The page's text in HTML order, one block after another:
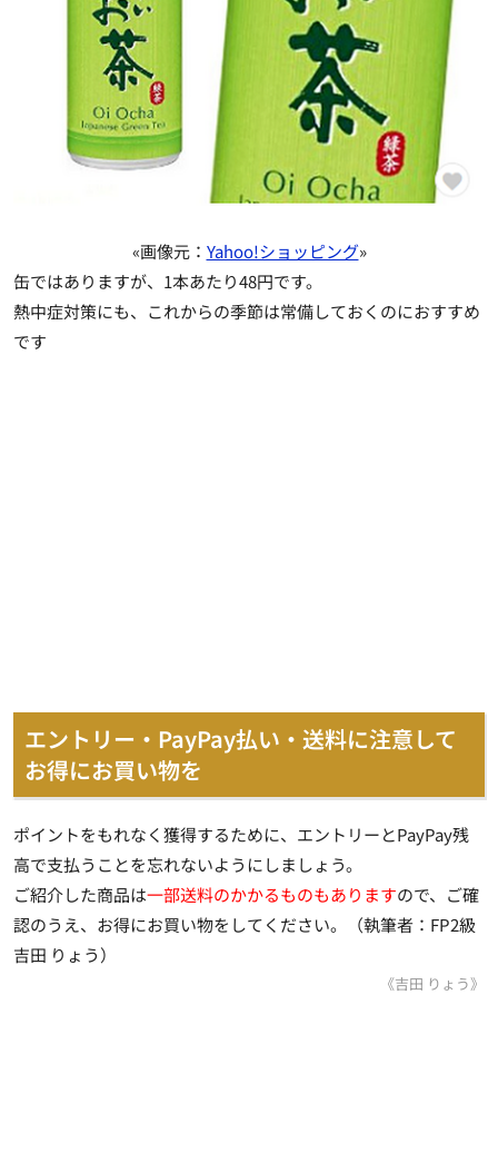
«画像元： Yahoo!ショッピング»
缶ではありますが、1本あたり48円です。
熱中症対策にも、これからの季節は常備しておくのにおすすめ
です
エントリー・PayPay払い・送料に注意して
お得にお買い物を
ポイントをもれなく獲得するために、エントリーとPayPay残
高で支払うことを忘れないようにしましょう。
ご紹介した商品は一部送料のかかるものもありますので、ご確
認のうえ、お得にお買い物をしてください。
（執筆者： FP2級
吉田 りょう）
《吉田 りょう》